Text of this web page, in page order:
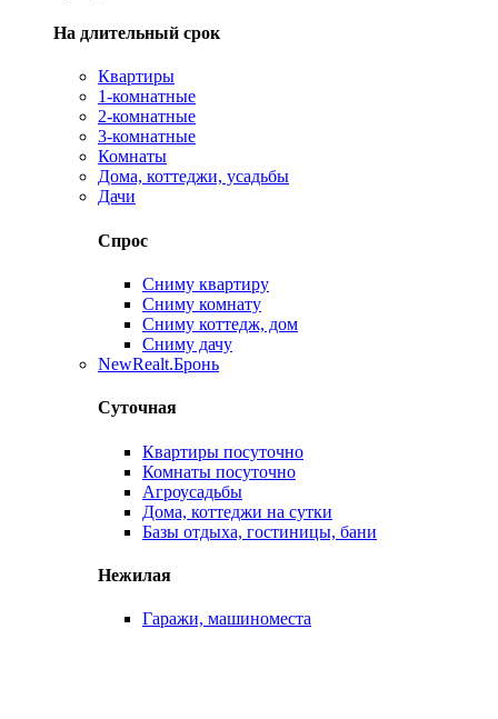
На длительный срок
Квартиры
1-комнатные
2-комнатные
3-комнатные
Комнаты
Дома, коттеджи, усадьбы
Дачи
Спрос
Сниму квартиру
Сниму комнату
Сниму коттедж, дом
Сниму дачу
NewRealt.Бронь
Суточная
Квартиры посуточно
Комнаты посуточно
Агроусадьбы
Дома, коттеджи на сутки
Базы отдыха, гостиницы, бани
Нежилая
Гаражи, машиноместа